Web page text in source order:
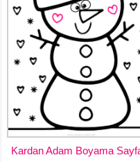
Kardan Adam Boyama